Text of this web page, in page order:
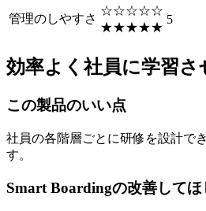
管理のしやすさ
☆☆☆☆☆
★★★★★
5
効率よく社員に学習さ
この製品のいい点
社員の各階層ごとに研修を設計で
す。
Smart Boardingの改善してほ